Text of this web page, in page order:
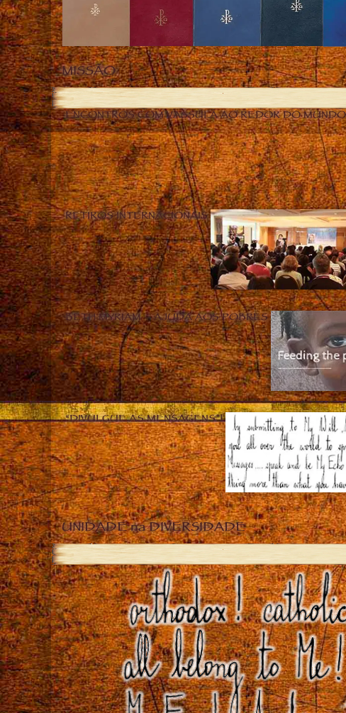
MISSÃO
ENCONTROS COM VASSULA AO REDOR DO MUNDO
RETIROS INTERNACIONAIS
BETH MYRIAM – AJUDA AOS POBRES
“DIVULGUE AS MENSAGENS”!
UNIDADE na DIVERSIDADE